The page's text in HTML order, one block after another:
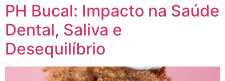
PH Bucal: Impacto na Saúde
Dental, Saliva e
Desequilíbrio